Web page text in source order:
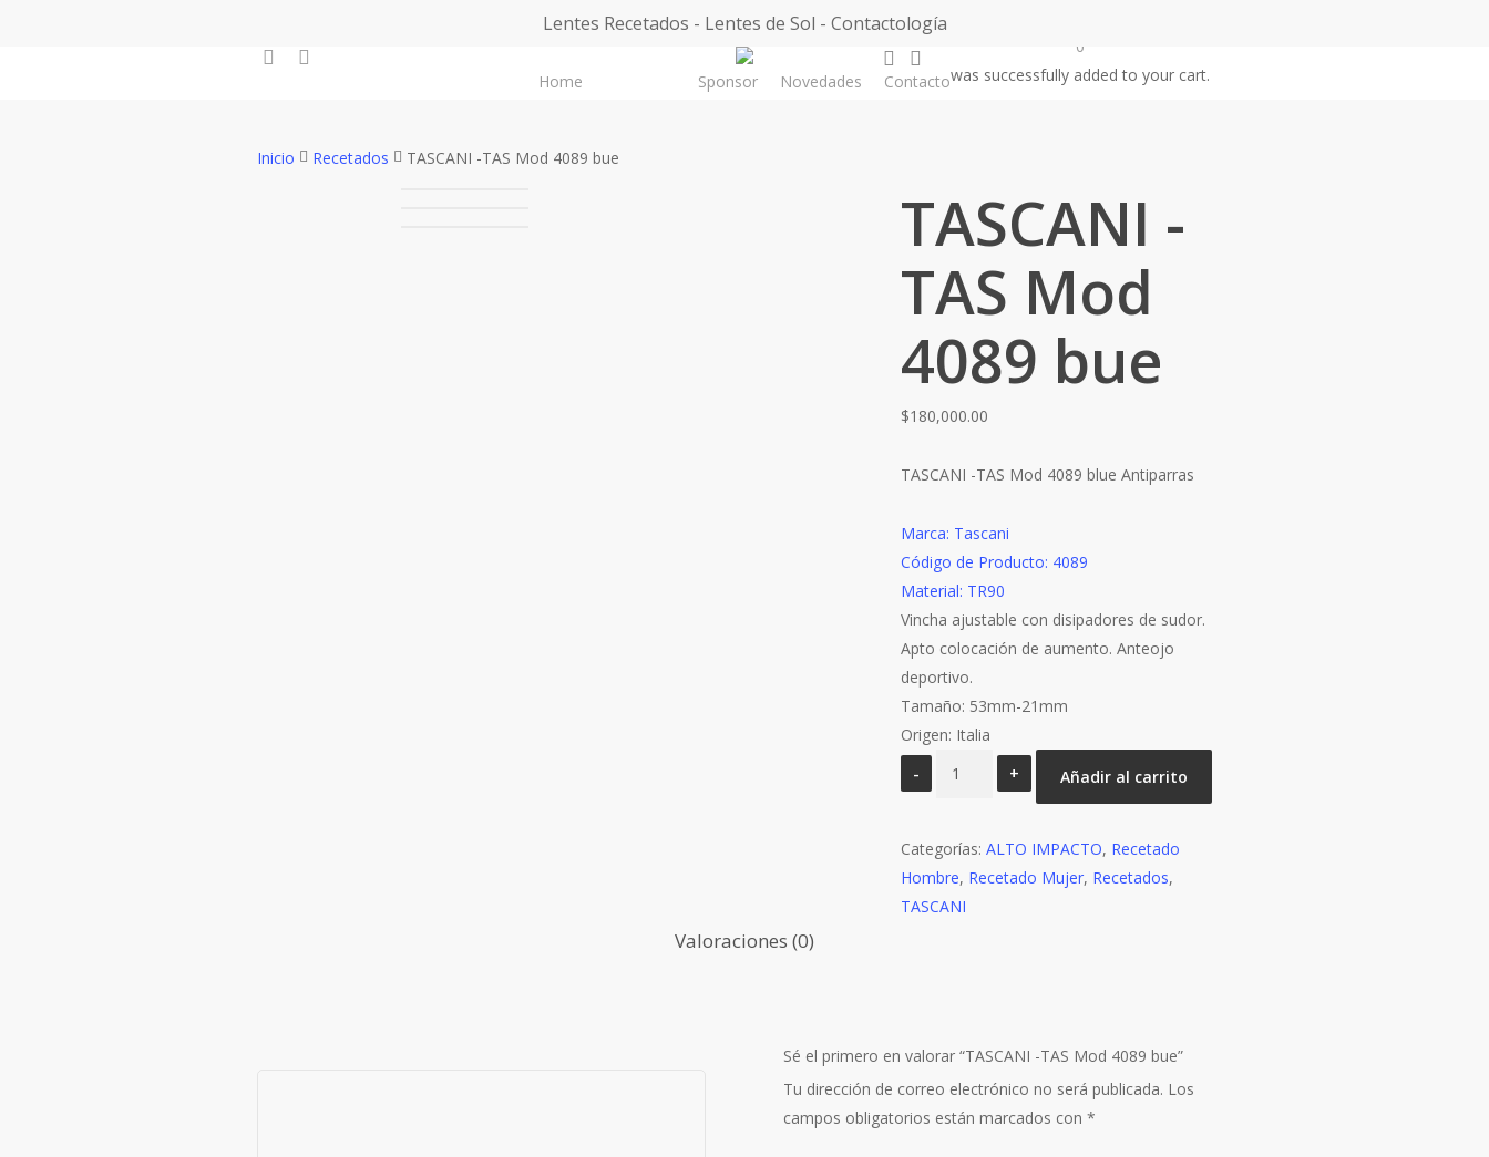
Lentes Recetados - Lentes de Sol - Contactología
facebookinstagram search
0
was successfully added to your cart.
Home Sponsor Novedades Contacto
Inicio Recetados TASCANI -TAS Mod 4089 bue
TASCANI -
TAS Mod
4089 bue
$180,000.00
TASCANI -TAS Mod 4089 blue Antiparras
Marca: Tascani
Código de Producto: 4089
Material: TR90
Vincha ajustable con disipadores de sudor.
Apto colocación de aumento. Anteojo
deportivo.
Tamaño: 53mm-21mm
Origen: Italia
TASCANI
Mod
4089
bue
Añadir al carrito
Categorías: ALTO IMPACTO, Recetado
Hombre, Recetado Mujer, Recetados,
TASCANI
Valoraciones (0)
Sé el primero en valorar “TASCANI -TAS Mod 4089 bue”
Tu dirección de correo electrónico no será publicada. Los
campos obligatorios están marcados con *